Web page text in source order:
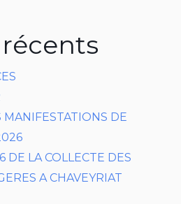
MANIFESTATIONS DE
DE LA COLLECTE DES
A CHAVEYRIAT